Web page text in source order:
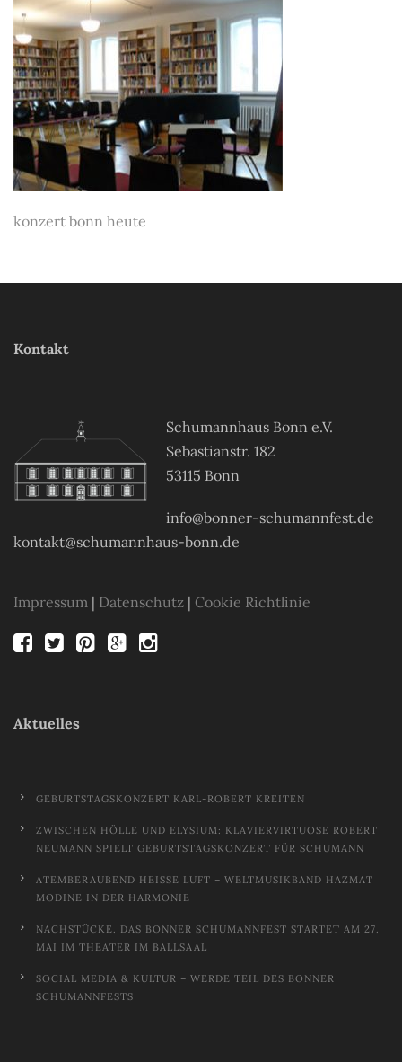
konzert bonn heute
Kontakt
Schumannhaus Bonn e.V.
Sebastianstr. 182
53115 Bonn
info@bonner-schumannfest.de
kontakt@schumannhaus-bonn.de
Impressum | Datenschutz | Cookie Richtlinie
Aktuelles
GEBURTSTAGSKONZERT KARL-ROBERT KREITEN
ZWISCHEN HÖLLE UND ELYSIUM: KLAVIERVIRTUOSE ROBERT
NEUMANN SPIELT GEBURTSTAGSKONZERT FÜR SCHUMANN
ATEMBERAUBEND HEISSE LUFT – WELTMUSIKBAND HAZMAT M
ODINE IN DER HARMONIE
NACHSTÜCKE. DAS BONNER SCHUMANNFEST STARTET AM 27.
MAI IM THEATER IM BALLSAAL
SOCIAL MEDIA & KULTUR – WERDE TEIL DES BONNER
SCHUMANNFESTS